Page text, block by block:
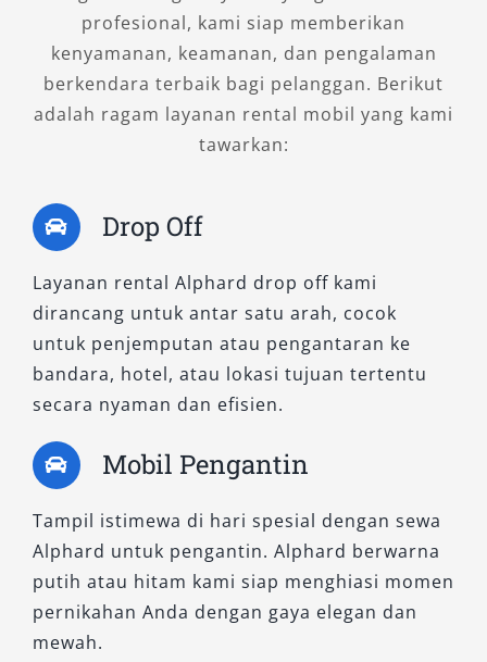
3. New Alphard 2.5 X CVT
(Premium Color)
Didesain untuk memenuhi kebutuhan sewa
Alphard untuk keluarga besar, varian ini
mengedepankan kenyamanan, dengan
suspensi empuk dan AC triple zone. Pilihan
warna Alphard hitam dan putih menambah
kesan elegan. Sangat cocok untuk liburan
keluarga, penjemputan tamu, maupun lepas
kunci untuk perjalanan luar kota.
4. New Alphard 2.5 G CVT (Non-
Premium Color)
Dengan tampilan eksterior tegas dan fitur
keamanan lengkap, tipe ini adalah pilihan ideal
bagi pengguna yang menginginkan perpaduan
kenyamanan, keamanan, dan kemewahan.
Kapasitas Alphard ini cukup untuk 6–7
profesional, kami siap memberikan
kenyamanan, keamanan, dan pengalaman
berkendara terbaik bagi pelanggan. Berikut
adalah ragam layanan rental mobil yang kami
tawarkan:
Drop Off
Layanan rental Alphard drop off kami
dirancang untuk antar satu arah, cocok
untuk penjemputan atau pengantaran ke
bandara, hotel, atau lokasi tujuan tertentu
secara nyaman dan efisien.
Mobil Pengantin
Tampil istimewa di hari spesial dengan sewa
Alphard untuk pengantin. Alphard berwarna
putih atau hitam kami siap menghiasi momen
pernikahan Anda dengan gaya elegan dan
mewah.